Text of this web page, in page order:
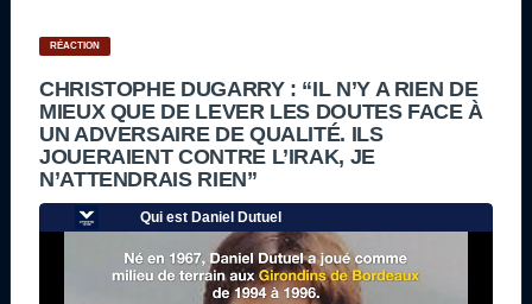
RÉACTION
CHRISTOPHE DUGARRY : “IL N’Y A RIEN DE
MIEUX QUE DE LEVER LES DOUTES FACE À
UN ADVERSAIRE DE QUALITÉ. ILS
JOUERAIENT CONTRE L’IRAK, JE
N’ATTENDRAIS RIEN”